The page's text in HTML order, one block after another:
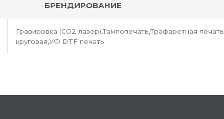
БРЕНДИРОВАНИЕ
Гравировка (CO2 лазер),Тампопечать,Трафаретная печать
круговая,УФ DTF печать